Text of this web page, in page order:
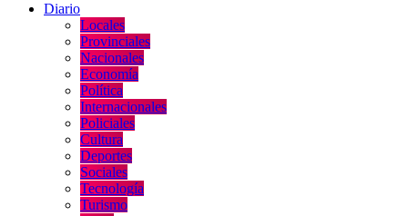
Diario
Locales
Provinciales
Nacionales
Economía
Política
Internacionales
Policiales
Cultura
Deportes
Sociales
Tecnología
Turismo